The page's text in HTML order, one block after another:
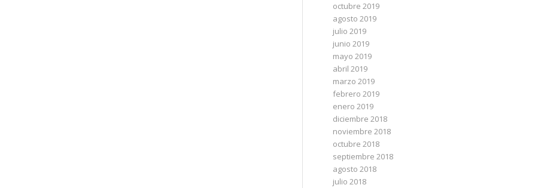
octubre 2019
agosto 2019
julio 2019
junio 2019
mayo 2019
abril 2019
marzo 2019
febrero 2019
enero 2019
diciembre 2018
noviembre 2018
octubre 2018
septiembre 2018
agosto 2018
julio 2018